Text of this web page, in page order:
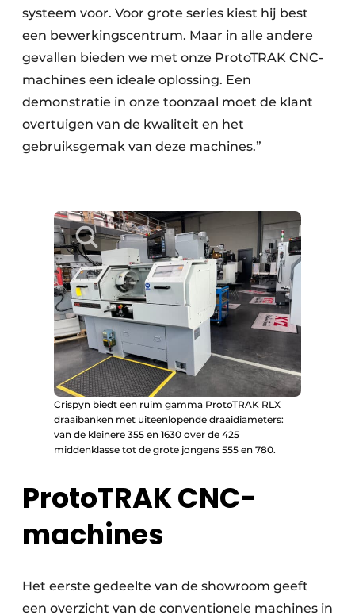
systeem voor. Voor grote series kiest hij best
een bewerkingscentrum. Maar in alle andere
gevallen bieden we met onze ProtoTRAK CNC-
machines een ideale oplossing. Een
demonstratie in onze toonzaal moet de klant
overtuigen van de kwaliteit en het
gebruiksgemak van deze machines.”
Crispyn biedt een ruim gamma ProtoTRAK RLX
draaibanken met uiteenlopende draaidiameters:
van de kleinere 355 en 1630 over de 425
middenklasse tot de grote jongens 555 en 780.
ProtoTRAK CNC-
machines
Het eerste gedeelte van de showroom geeft
een overzicht van de conventionele machines in